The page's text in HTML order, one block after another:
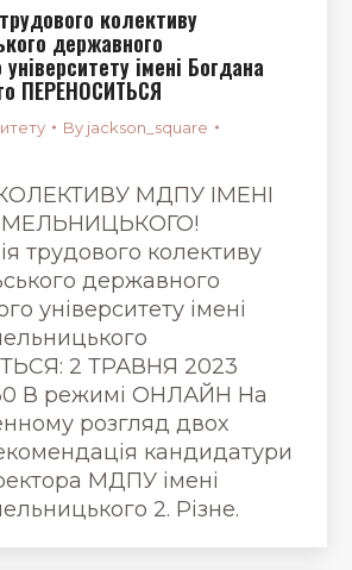
колективу
державного
університету імені Богдана
ПЕРЕНОСИТЬСЯ
By jackson_square
МДПУ ІМЕНІ
трудового колективу
державного
університету імені
2 ТРАВНЯ 2023
В режимі ОНЛАЙН На
розгляд двох
кандидатури
МДПУ імені
2. Різне.